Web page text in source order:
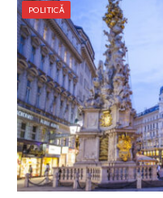
POLITICĂ